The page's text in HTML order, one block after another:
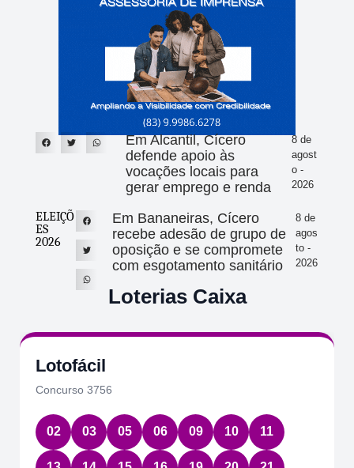
Em Alcantil, Cícero
defende apoio às
vocações locais para
gerar emprego e renda
8 de
agost
o -
2026
ELEIÇÕ
ES
2026
Em Bananeiras, Cícero
recebe adesão de grupo de
oposição e se compromete
com esgotamento sanitário
8 de
agos
to -
2026
Loterias Caixa
Quina
Concurso 7086
01 22 39 58 61